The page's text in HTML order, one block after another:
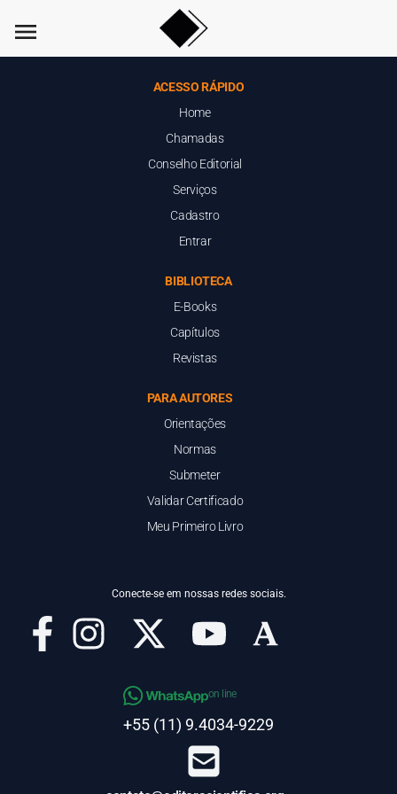
menu
ACESSO RÁPIDO
Home
Chamadas
Conselho Editorial
Serviços
Cadastro
Entrar
BIBLIOTECA
E-Books
Capítulos
Revistas
PARA AUTORES
Orientações
Normas
Submeter
Validar Certificado
Meu Primeiro Livro
Conecte-se em nossas redes sociais.
on line
+55 (11) 9.4034-9229